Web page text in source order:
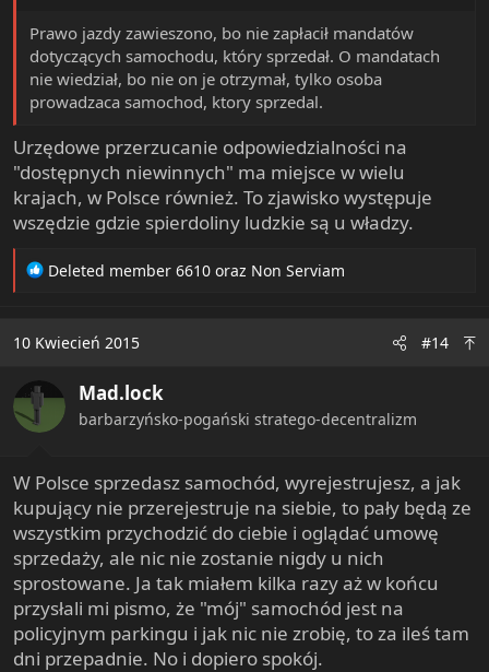
Prawo jazdy zawieszono, bo nie zapłacił mandatów
dotyczących samochodu, który sprzedał. O mandatach
nie wiedział, bo nie on je otrzymał, tylko osoba
prowadzaca samochod, ktory sprzedal.
Urzędowe przerzucanie odpowiedzialności na
"dostępnych niewinnych" ma miejsce w wielu
krajach, w Polsce również. To zjawisko występuje
wszędzie gdzie spierdoliny ludzkie są u władzy.
R
t
o
s
Deleted member 6610 oraz Non Serviam
10 Kwiecień 2015 #14
Mad.lock
barbarzyńsko-pogański stratego-decentralizm
W Polsce sprzedasz samochód, wyrejestrujesz, a jak
kupujący nie przerejestruje na siebie, to pały będą ze
wszystkim przychodzić do ciebie i oglądać umowę
sprzedaży, ale nic nie zostanie nigdy u nich
sprostowane. Ja tak miałem kilka razy aż w końcu
przysłali mi pismo, że "mój" samochód jest na
policyjnym parkingu i jak nic nie zrobię, to za ileś tam
dni przepadnie. No i dopiero spokój.